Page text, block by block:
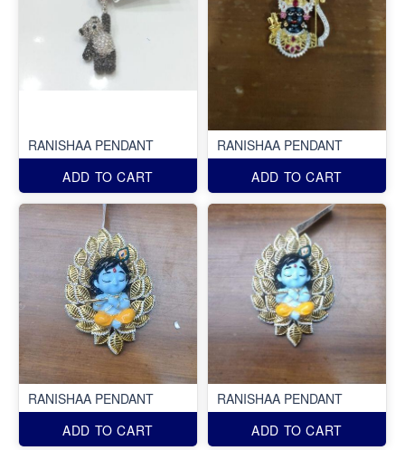
RANISHAA PENDANT
ADD TO CART
RANISHAA PENDANT
ADD TO CART
RANISHAA PENDANT
ADD TO CART
RANISHAA PENDANT
ADD TO CART